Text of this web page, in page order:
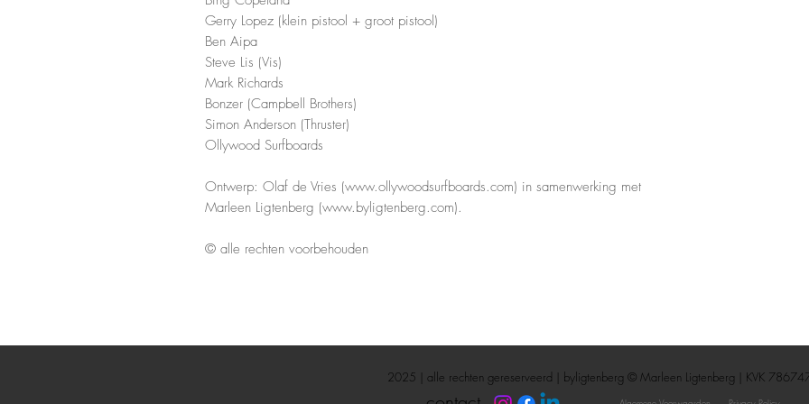
Gerry Lopez (klein pistool + groot pistool)
Ben Aipa
Steve Lis (Vis)
Mark Richards
Bonzer (Campbell Brothers)
Simon Anderson (Thruster)
Ollywood Surfboards
Ontwerp: Olaf de Vries (www.ollywoodsurfboards.com) in samenwerking met
Marleen Ligtenberg (www.byligtenberg.com).
© alle rechten voorbehouden
2025 | alle rechten gereserveerd | byligtenberg © Marleen Ligtenberg | KVK